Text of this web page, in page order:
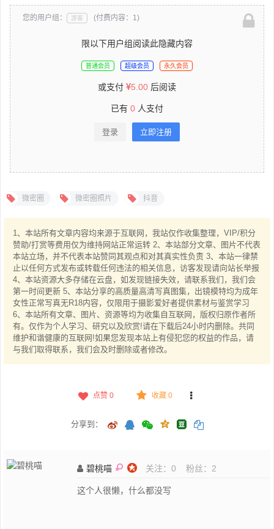
您的用户组： 游客 (付费内容：1)
限以下用户组阅读此隐藏内容
普通会员 超级会员 永久会员
或支付 5.00 后阅读
已有 0 人支付
登录 立即注册
微密圈 微密圈照片 抖音
1、本站所有文章内容均来源于互联网，我站仅作收集整理，VIP/积分
赞助/打赏等费用仅为维持网站正常运转 2、本站部分文章、图片不代表
本站立场，并不代表本站赞同其观点和对其真实性负责 3、本站一律禁
止以任何方式发布或转载任何违法的相关信息，访客发现请向站长举报
4、本站资源大多存储在云盘，如发现链接失效，请联系我们，我们会
第一时间更新 5、本站分享的高质量高清写真图集，出镜模特均为成年
女性正常写真无R18内容，仅限用于摄影爱好者提供素材与鉴赏学习
6、本站所有文章、图片、资源等均为收集自互联网，版权归原作者所
有。仅作为个人学习、研究以及欣赏!请在下载后24小时内删除。共同
维护和谐健康的互联网!如果您发现本站上有侵犯您的权益的作品，请
与我们取得联系，我们会及时删除或者修改。
点赞 0 收藏 0
分享到：
碧桃喵 关注： 0 粉丝： 2
这个人很懒，什么都没写